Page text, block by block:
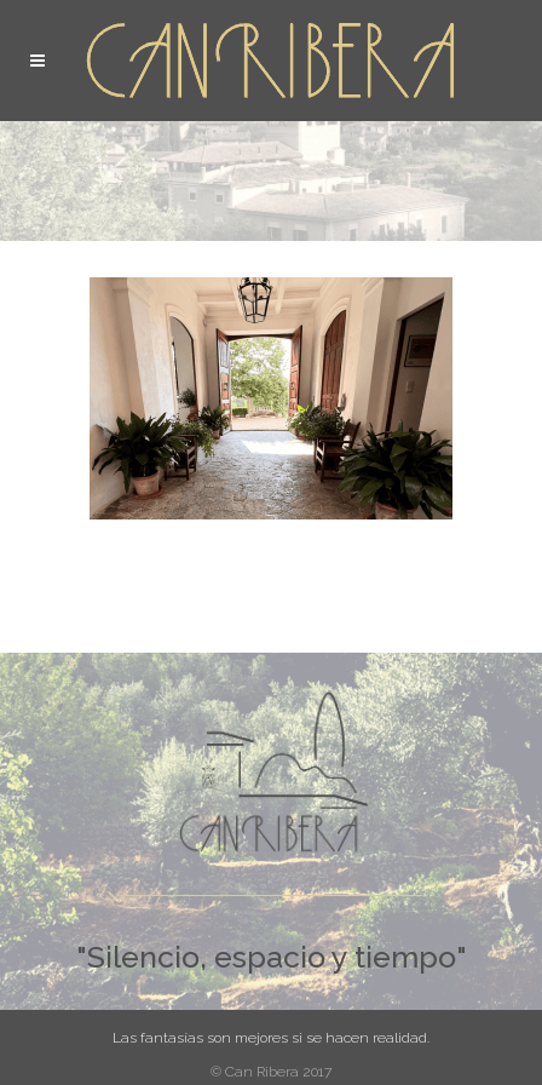
"Silencio, espacio y tiempo"
Las fantasías son mejores si se hacen realidad.
© Can Ribera 2017